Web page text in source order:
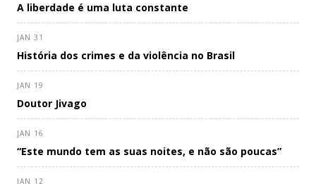
A liberdade é uma luta constante
JAN 31
História dos crimes e da violência no Brasil
JAN 19
Doutor Jivago
JAN 16
“Este mundo tem as suas noites, e não são poucas”
JAN 12